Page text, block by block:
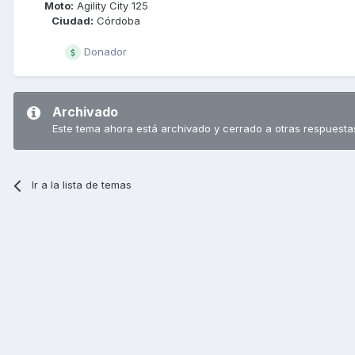
Moto: Agility City 125
Ciudad: Córdoba
Donador
Archivado
Este tema ahora está archivado y cerrado a otras
Ir a la lista de temas